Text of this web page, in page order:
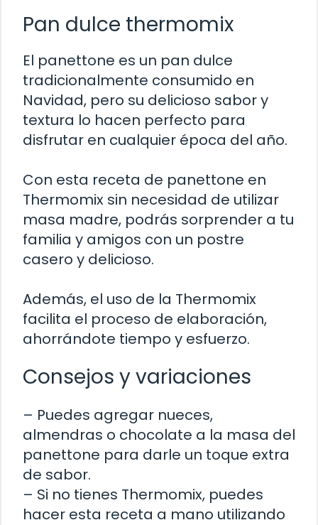
Pan dulce thermomix
El panettone es un pan dulce
tradicionalmente consumido en
Navidad, pero su delicioso sabor y
textura lo hacen perfecto para
disfrutar en cualquier época del año.
Con esta receta de panettone en
Thermomix sin necesidad de utilizar
masa madre, podrás sorprender a tu
familia y amigos con un postre
casero y delicioso.
Además, el uso de la Thermomix
facilita el proceso de elaboración,
ahorrándote tiempo y esfuerzo.
Consejos y variaciones
– Puedes agregar nueces,
almendras o chocolate a la masa del
panettone para darle un toque extra
de sabor.
– Si no tienes Thermomix, puedes
hacer esta receta a mano utilizando